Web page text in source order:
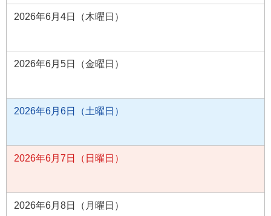
2026年6月4日（木曜日）
2026年6月5日（金曜日）
2026年6月6日（土曜日）
2026年6月7日（日曜日）
2026年6月8日（月曜日）